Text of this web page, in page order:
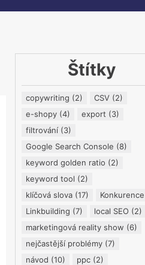
Štítky
copywriting (2) CSV (2)
e-shopy (4) export (3)
filtrování (3)
Google Search Console (8)
keyword golden ratio (2)
keyword tool (2)
klíčová slova (17) Konkurence
Linkbuilding (7) local SEO (2)
marketingová reality show (6)
nejčastější problémy (7)
návod (10) ppc (2)